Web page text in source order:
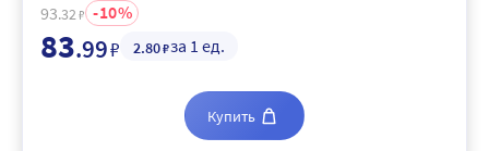
93.32 ₽ 10
83.99₽ 2.80₽за 1 ед.
Купить